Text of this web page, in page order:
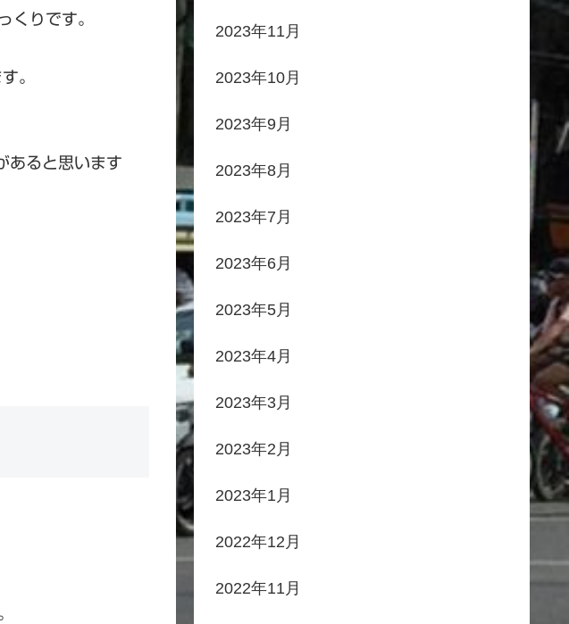
くりです。
。
あると思います
2023年11月
2023年10月
2023年9月
2023年8月
2023年7月
2023年6月
2023年5月
2023年4月
2023年3月
2023年2月
2023年1月
2022年12月
2022年11月